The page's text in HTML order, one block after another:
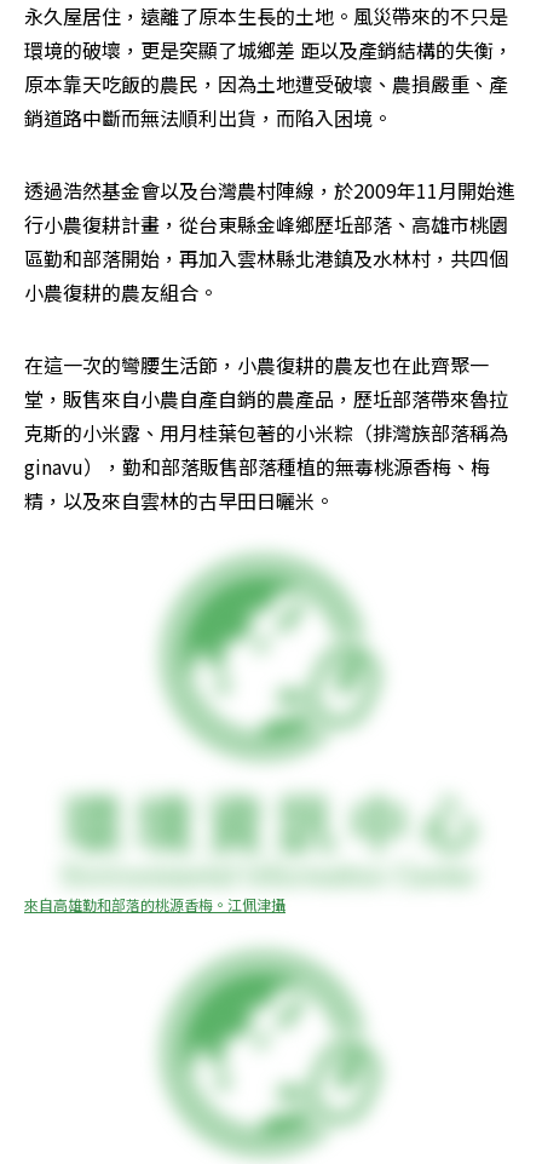
永久屋居住，遠離了原本生長的土地。風災帶來的不只是
環境的破壞，更是突顯了城鄉差 距以及產銷結構的失衡，
原本靠天吃飯的農民，因為土地遭受破壞、農損嚴重、產
銷道路中斷而無法順利出貨，而陷入困境。
透過浩然基金會以及台灣農村陣線，於2009年11月開始進
行小農復耕計畫，從台東縣金峰鄉歷坵部落、高雄市桃園
區勤和部落開始，再加入雲林縣北港鎮及水林村，共四個
小農復耕的農友組合。
在這一次的彎腰生活節，小農復耕的農友也在此齊聚一
堂，販售來自小農自產自銷的農產品，歷坵部落帶來魯拉
克斯的小米露、用月桂葉包著的小米粽（排灣族部落稱為
ginavu），勤和部落販售部落種植的無毒桃源香梅、梅
精，以及來自雲林的古早田日曬米。
來自高雄勤和部落的桃源香梅。江佩津攝